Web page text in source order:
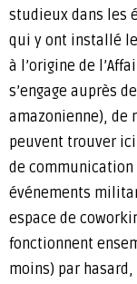
studieux dans les
qui y ont installé
à l’origine de
s’engage auprès
amazonienne), de
peuvent trouver
de
événements
espace de
fonctionnent
moins) par